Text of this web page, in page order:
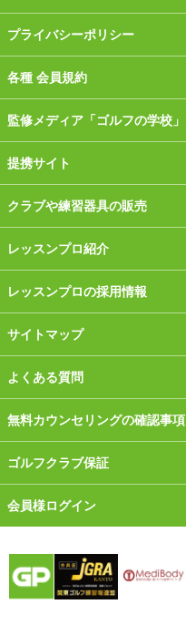
プライバシーポリシー
各種 会員規約
監修メディア「ゴルフの学校」
提携サイト
クラブや練習器具の販売
レッスンプロ紹介
レッスンプロの採用情報
サイトマップ
よくある質問
無料カウンセリングの確認事項
ゴルフクラブ保証
会員様ログイン